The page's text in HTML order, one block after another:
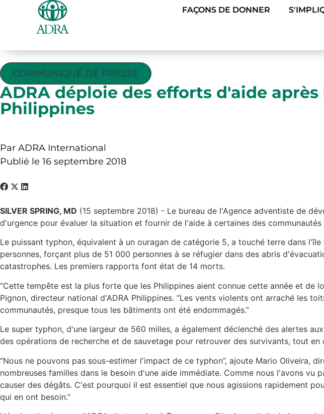
FAÇONS DE DONNER
COMMUNIQUÉ DE PRESSE
ADRA déploie des efforts d'aide
Philippines
Par ADRA International
Publié le 16 septembre 2018
SILVER SPRING, MD (15 septembre 2018) - Le bureau de l'Agence adventiste de
d'urgence pour évaluer la situation et fournir de l'aide à certaines des
Le puissant typhon, équivalent à un ouragan de catégorie 5, a touché terre dans
personnes, forçant plus de 51 000 personnes à se réfugier dans des abris
catastrophes. Les premiers rapports font état de 14 morts.
“Cette tempête est la plus forte que les Philippines aient connue cette année et de
Pignon, directeur national d'ADRA Philippines. “Les vents violents ont arraché les
communautés, presque tous les bâtiments ont été endommagés.”
Le super typhon, d'une largeur de 560 milles, a également déclenché des alertes
des opérations de recherche et de sauvetage pour retrouver des survivants, tout
“Nous ne pouvons pas sous-estimer l'impact de ce typhon”, ajoute Mario Oliveira,
nombreuses familles dans le besoin d'une aide immédiate. Comme nous l'avons
causer des dégâts. C'est pourquoi il est essentiel que nous agissions rapidement
qui en ont besoin.”